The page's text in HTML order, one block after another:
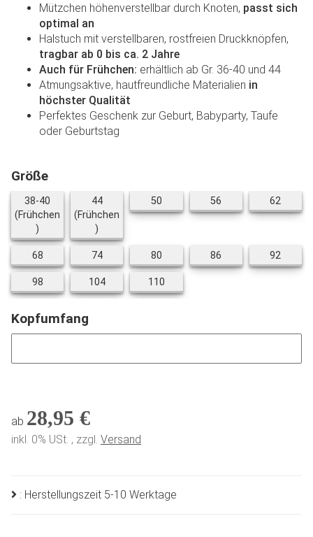
Mützchen höhenverstellbar durch Knoten, passt sich
optimal an
Halstuch mit verstellbaren, rostfreien Druckknöpfen,
tragbar ab 0 bis ca. 2 Jahre
Auch für Frühchen: erhältlich ab Gr. 36-40 und 44
Atmungsaktive, hautfreundliche Materialien in
höchster Qualität
Perfektes Geschenk zur Geburt, Babyparty, Taufe
oder Geburtstag
Größe
38-40
(Frühchen
) 38-40 (Frühchen)
44
(Frühchen
)
5050 56 62
6868 7474 8080 86 92
9898 104104 110110
Kopfumfang
ab 28,95 €
inkl. 0% USt. , zzgl. Versand
: Herstellungszeit 5-10 Werktage